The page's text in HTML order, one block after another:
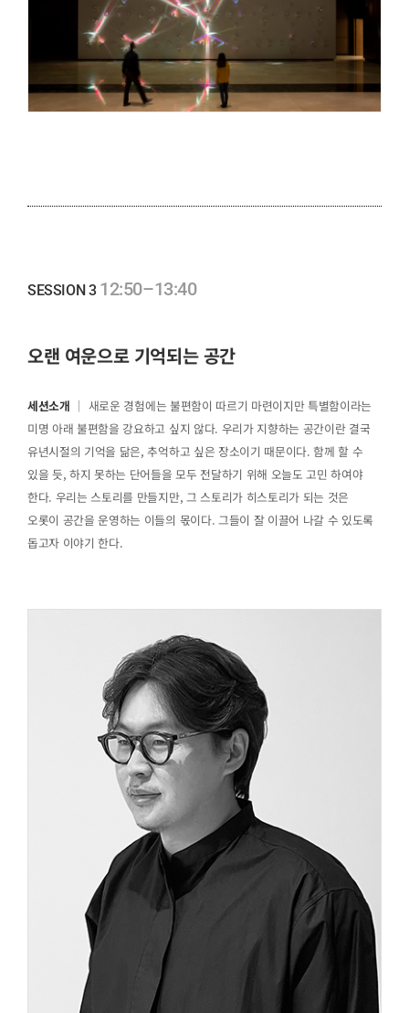
SESSION 3 12:50–13:40
오랜 여운으로 기억되는 공간
세션소개 ｜ 새로운 경험에는 불편함이 따르기 마련이지만 특별함이라는
미명 아래 불편함을 강요하고 싶지 않다. 우리가 지향하는 공간이란 결국
유년시절의 기억을 닮은, 추억하고 싶은 장소이기 때문이다. 함께 할 수
있을 듯, 하지 못하는 단어들을 모두 전달하기 위해 오늘도 고민 하여야
한다. 우리는 스토리를 만들지만, 그 스토리가 히스토리가 되는 것은
오롯이 공간을 운영하는 이들의 몫이다. 그들이 잘 이끌어 나갈 수 있도록
돕고자 이야기 한다.